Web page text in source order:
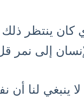
كان ينتظر
إلى
ينبغي لنا